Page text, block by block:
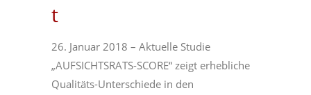
t
26. Januar 2018 – Aktuelle Studie
„AUFSICHTSRATS-SCORE“ zeigt erhebliche
Qualitäts-Unterschiede in den